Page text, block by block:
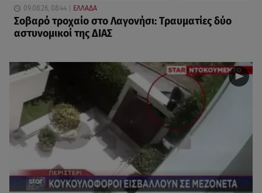
09.08.26, 08:44 ΕΛΛΑΔΑ
Σοβαρό τροχαίο στο Λαγονήσι: Τραυματίες δύο
αστυνομικοί της ΔΙΑΣ